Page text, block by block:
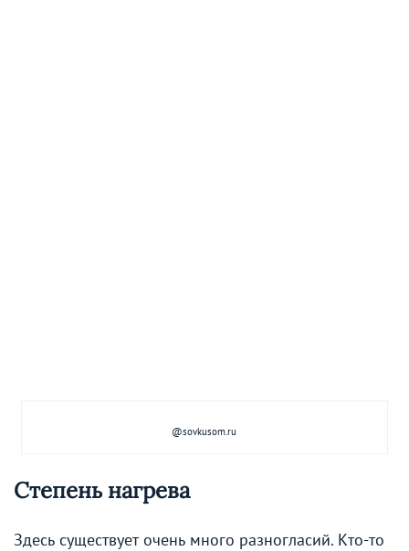
@sovkusom.ru
Степень нагрева
Здесь существует очень много разногласий. Кто-то